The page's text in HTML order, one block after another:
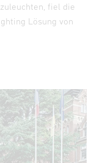
fiel die
Lösung von